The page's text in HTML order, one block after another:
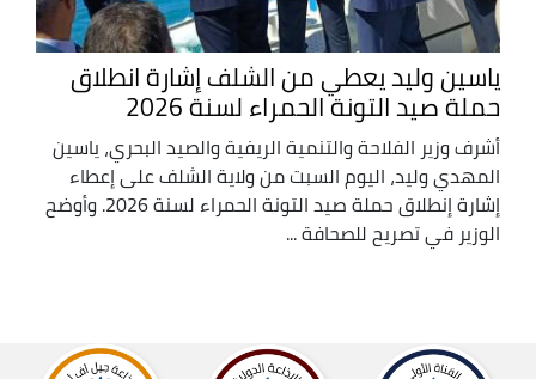
ياسين وليد يعطي من الشلف إشارة انطلاق
حملة صيد التونة الحمراء لسنة 2026
أشرف وزير الفلاحة والتنمية الريفية والصيد البحري، ياسين
المهدي وليد، اليوم السبت من ولاية الشلف على إعطاء
إشارة إنطلاق حملة صيد التونة الحمراء لسنة 2026. وأوضح
الوزير في تصريح للصحافة ...